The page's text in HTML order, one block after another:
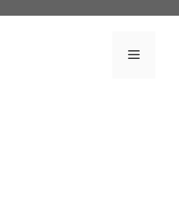
Menu